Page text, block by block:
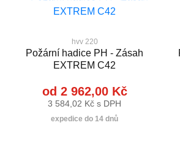
hvv 220
Požární hadice PH - Zásah
EXTREM C42
od 2 962,00 Kč
3 584,02 Kč s DPH
expedice do 14 dnů